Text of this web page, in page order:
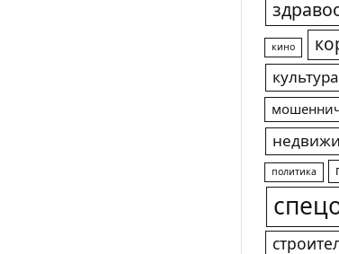
кино
культура
политика